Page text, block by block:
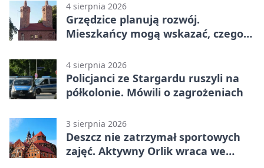
4 sierpnia 2026
Grzędzice planują rozwój.
Mieszkańcy mogą wskazać, czego
4 sierpnia 2026
Policjanci ze Stargardu ruszyli na
półkolonie. Mówili o zagrożeniach
3 sierpnia 2026
Deszcz nie zatrzymał sportowych
zajęć. Aktywny Orlik wraca we